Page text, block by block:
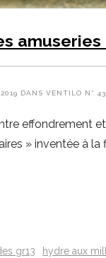
amuseries
DANS VENTILO N°
effondrement
» inventée à la
gr13 hydre aux